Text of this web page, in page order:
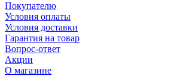
Покупателю
Условия оплаты
Условия доставки
Гарантия на товар
Вопрос-ответ
Акции
О магазине